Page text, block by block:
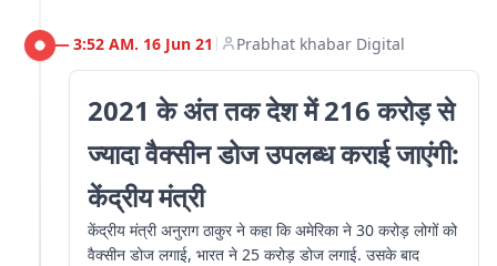
3:52 AM. 16 Jun 21 | Prabhat khabar Digital
2021 के अंत तक देश में 216 करोड़ से
ज्यादा वैक्सीन डोज उपलब्ध कराई जाएंगी:
केंद्रीय मंत्री
केंद्रीय मंत्री अनुराग ठाकुर ने कहा कि अमेरिका ने 30 करोड़ लोगों को
वैक्सीन डोज लगाई, भारत ने 25 करोड़ डोज लगाई. उसके बाद